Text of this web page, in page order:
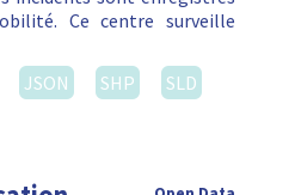
Ce centre surveille
JSON SHP
SLD